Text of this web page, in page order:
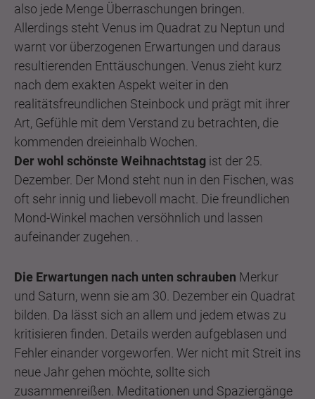
also jede Menge Überraschungen bringen.
Allerdings steht Venus im Quadrat zu Neptun und
warnt vor überzogenen Erwartungen und daraus
resultierenden Enttäuschungen. Venus zieht kurz
nach dem exakten Aspekt weiter in den
realitätsfreundlichen Steinbock und prägt mit ihrer
Art, Gefühle mit dem Verstand zu betrachten, die
kommenden dreieinhalb Wochen.
Der wohl schönste Weihnachtstag ist der 25.
Dezember. Der Mond steht nun in den Fischen, was
oft sehr innig und liebevoll macht. Die freundlichen
Mond-Winkel machen versöhnlich und lassen
aufeinander zugehen. .
Die Erwartungen nach unten schrauben Merkur
und Saturn, wenn sie am 30. Dezember ein Quadrat
bilden. Da lässt sich an allem und jedem etwas zu
kritisieren finden. Details werden aufgeblasen und
Fehler einander vorgeworfen. Wer nicht mit Streit ins
neue Jahr gehen möchte, sollte sich
zusammenreißen. Meditationen und Spaziergänge